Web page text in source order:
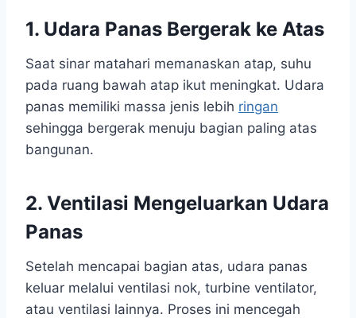
1. Udara Panas Bergerak ke Atas
Saat sinar matahari memanaskan atap, suhu
pada ruang bawah atap ikut meningkat. Udara
panas memiliki massa jenis lebih ringan
sehingga bergerak menuju bagian paling atas
bangunan.
2. Ventilasi Mengeluarkan Udara
Panas
Setelah mencapai bagian atas, udara panas
keluar melalui ventilasi nok, turbine ventilator,
atau ventilasi lainnya. Proses ini mencegah